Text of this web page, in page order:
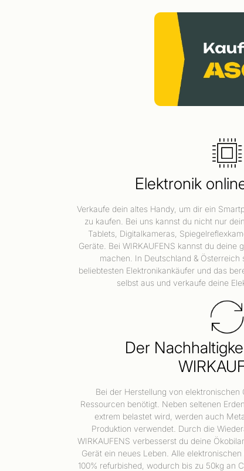
Elektronik
Verkaufe dein altes Handy, um dir ein
zu kaufen. Bei uns kannst du nicht nur
Tablets, Digitalkameras,
Geräte. Bei WIRKAUFENS kannst du deine
machen. In Deutschland &
beliebtesten Elektronikankäufer und das
selbst aus und verkaufe deine
Der
Bei der Herstellung von
Ressourcen benötigt. Neben seltenen
extrem belastet wird, werden auch
Produktion verwendet. Durch die
WIRKAUFENS verbesserst du deine
Gerät ein neues Leben. Alle
100% refurbished, wodurch bis zu 50kg an